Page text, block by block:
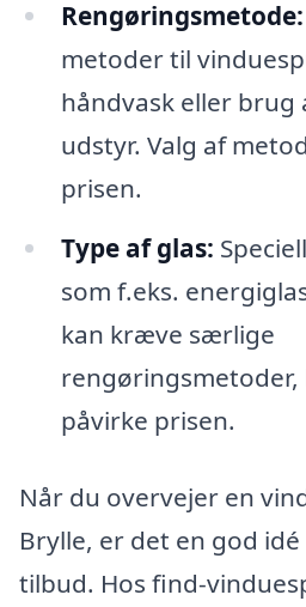
Rengøringsmetode:
metoder til
håndvask eller brug
udstyr. Valg af
prisen.
Type af glas:
som f.eks.
kan kræve særlige
rengøringsmetoder,
påvirke prisen.
Når du overvejer en
Brylle, er det en god
tilbud. Hos find-